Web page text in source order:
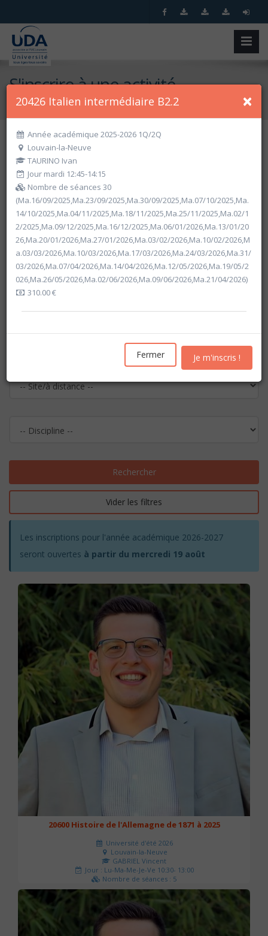
S'inscrire à une activité
Accueil S'inscrire à une activité
Recherche spécifique
Recherche par critères
Rechercher
Vider les filtres
Les inscriptions pour l'année académique 2026-2027
seront ouvertes à partir du mercredi 19 août
20600 Histoire de l'Allemagne de 1871 à 2025
Université d'été 2026
Louvain-la-Neuve
GABRIEL Vincent
Jour : Lu-Ma-Me-Je-Ve 10:30- 13:00
Nombre de séances : 5
120 €
×
20426 Italien intermédiaire B2.2
Année académique 2025-2026 1Q/2Q
Louvain-la-Neuve
TAURINO Ivan
Jour mardi 12:45-14:15
Nombre de séances 30
(Ma.16/09/2025,Ma.23/09/2025,Ma.30/09/2025,Ma.07/10/2025,Ma.
14/10/2025,Ma.04/11/2025,Ma.18/11/2025,Ma.25/11/2025,Ma.02/1
2/2025,Ma.09/12/2025,Ma.16/12/2025,Ma.06/01/2026,Ma.13/01/20
26,Ma.20/01/2026,Ma.27/01/2026,Ma.03/02/2026,Ma.10/02/2026,M
a.03/03/2026,Ma.10/03/2026,Ma.17/03/2026,Ma.24/03/2026,Ma.31/
03/2026,Ma.07/04/2026,Ma.14/04/2026,Ma.12/05/2026,Ma.19/05/2
026,Ma.26/05/2026,Ma.02/06/2026,Ma.09/06/2026,Ma.21/04/2026)
310.00 €
Fermer Je m'inscris !